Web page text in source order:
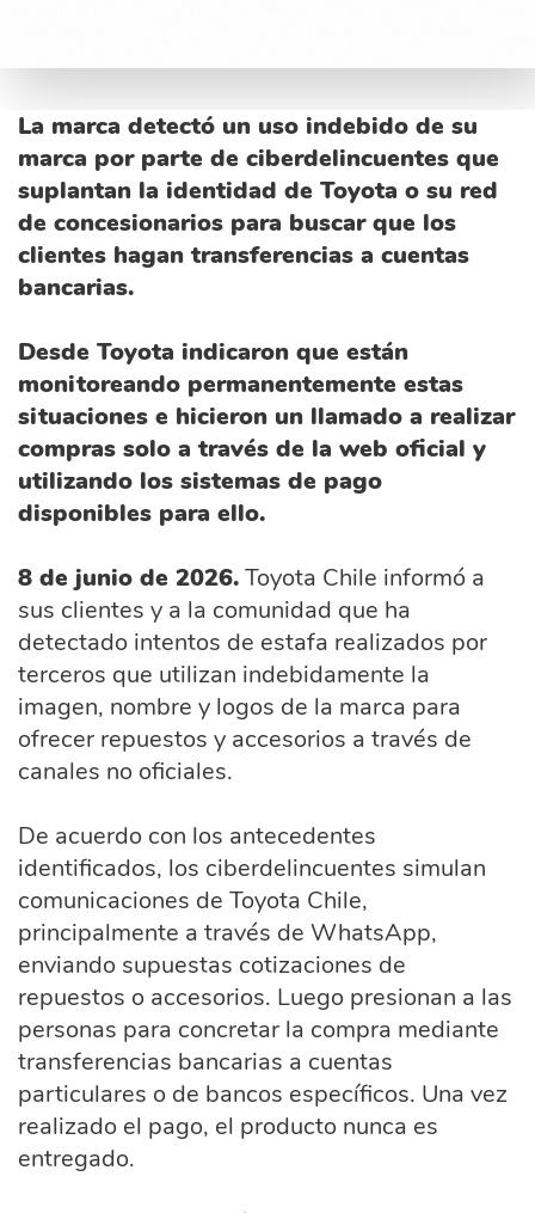
La marca detectó un uso indebido de su
marca por parte de ciberdelincuentes que
suplantan la identidad de Toyota o su red
de concesionarios para buscar que los
clientes hagan transferencias a cuentas
bancarias.
Desde Toyota indicaron que están
monitoreando permanentemente estas
situaciones e hicieron un llamado a realizar
compras solo a través de la web oficial y
utilizando los sistemas de pago
disponibles para ello.
8 de junio de 2026.Toyota Chile informó a
sus clientes y a la comunidad que ha
detectado intentos de estafa realizados por
terceros que utilizan indebidamente la
imagen, nombre y logos de la marca para
ofrecer repuestos y accesorios a través de
canales no oficiales.
De acuerdo con los antecedentes
identificados, los ciberdelincuentes simulan
comunicaciones de Toyota Chile,
principalmente a través de WhatsApp,
enviando supuestas cotizaciones de
repuestos o accesorios. Luego presionan a las
personas para concretar la compra mediante
transferencias bancarias a cuentas
particulares o de bancos específicos. Una vez
realizado el pago, el producto nunca es
entregado.